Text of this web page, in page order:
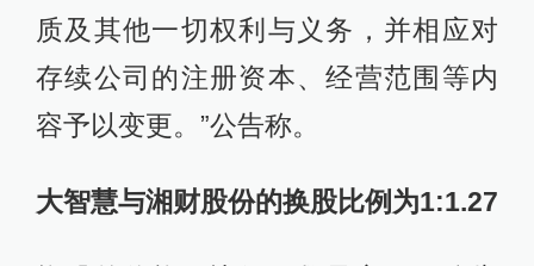
质及其他一切权利与义务，并相应对
存续公司的注册资本、经营范围等内
容予以变更。”公告称。
大智慧与湘财股份的换股比例为1:1.27